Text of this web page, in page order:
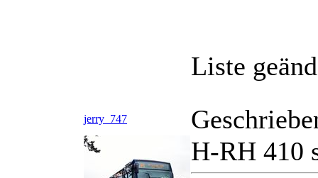
Wagen 661 den neuen
Liste
jerry_747
H-RH 410